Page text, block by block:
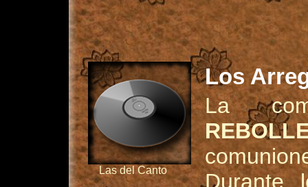
Las del Canto
Los
La
Durante